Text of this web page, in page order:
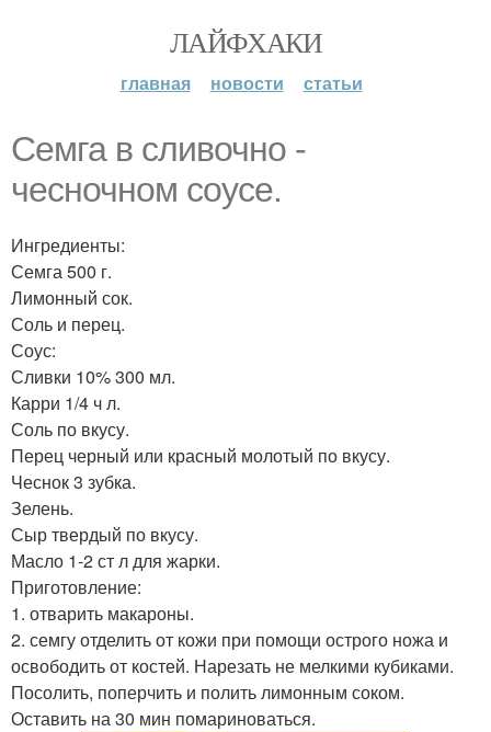
ЛАЙФХАКИ
главная новости статьи
Семга в сливочно -
чесночном соусе.
Ингредиенты:
Семга 500 г.
Лимонный сок.
Соль и перец.
Соус:
Сливки 10% 300 мл.
Карри 1/4 ч л.
Соль по вкусу.
Перец черный или красный молотый по вкусу.
Чеснок 3 зубка.
Зелень.
Сыр твердый по вкусу.
Масло 1-2 ст л для жарки.
Приготовление:
1. отварить макароны.
2. семгу отделить от кожи при помощи острого ножа и
освободить от костей. Нарезать не мелкими кубиками.
Посолить, поперчить и полить лимонным соком.
Оставить на 30 мин помариноваться.